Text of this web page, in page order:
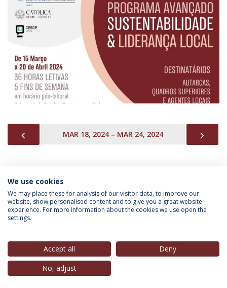
PREVIOUSMAR 18, 2024 – MAR 24, 2024
INFORMAÇÃO PARA
We use cookies
We may place these for analysis of our visitor data, to improve our
website, show personalised content and to give you a great website
experience. For more information about the cookies we use open the
settings.
Accept all
Deny
No, adjust